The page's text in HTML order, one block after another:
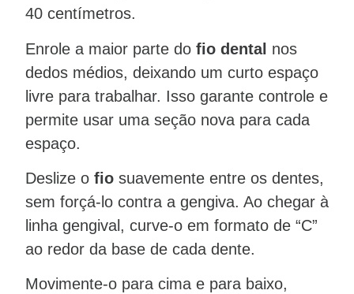
40 centímetros.
Enrole a maior parte do fio dental nos
dedos médios, deixando um curto espaço
livre para trabalhar. Isso garante controle e
permite usar uma seção nova para cada
espaço.
Deslize o fio suavemente entre os dentes,
sem forçá-lo contra a gengiva. Ao chegar à
linha gengival, curve-o em formato de “C”
ao redor da base de cada dente.
Movimente-o para cima e para baixo,